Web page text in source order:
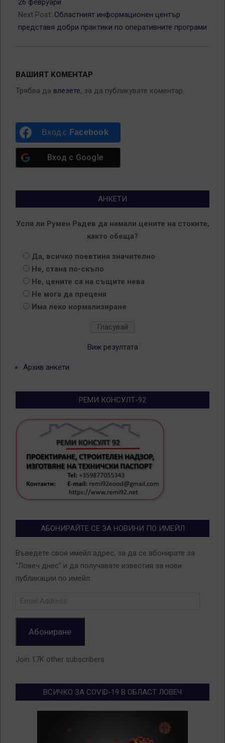
26 февруари
Next Post: Областният информационен център
представя добри практики по оперативните програми
ВАШИЯТ КОМЕНТАР
Трябва да влезете, за да публикувате коментар.
Вход с Facebook
Вход с Google
АНКЕТИ
Успя ли Румен Радев да намали цените на стоките,
както обеща?
Да, всичко поевтиня значително
Не, стана по-скъпо
Не, цените са на същите нева
Не мога да преценя
Има леко нормализиране
Виж резултата
Архив анкети
РЕМИ КОНСУЛТ-92
АБОНИРАЙТЕ СЕ ЗА НОВИНИ ПО ИМЕЙЛ
Въведете своя имейл адрес, за да се абонирате за
"Ловеч днес" и да получавате известия за нови
публикации по имейл.
Абониране
Join 17K other subscribers
ВСИЧКО ЗА COVID-19 В ОБЛАСТ ЛОВЕЧ